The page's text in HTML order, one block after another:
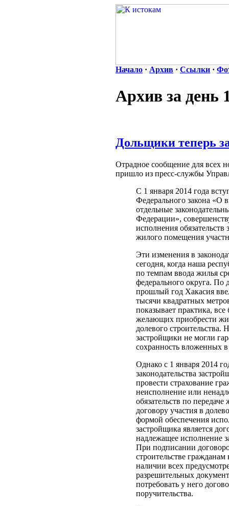
Начало · Архив · Ссылки ·
Архив за день
Дольщики теперь
Отрадное сообщение для всех
пришло из пресс-службы
С 1 января 2014 года
Федерального закона «О
отдельные
Федерации»,
исполнения обязательств
жилого помещения
Эти изменения в
сегодня, когда наша
по темпам ввода жилья
федерального округа. По
прошлый год Хакасия
тысячи квадратных
показывает практика,
желающих приобрести
долевого
застройщики не могли
сохранность вложенных в
Однако с 1 января 2014
законодательства
провести страхование
неисполнение или
обязательств по
договору участия в
формой обеспечения
застройщика является
надлежащее исполнение
При подписании
строительстве
наличии всех
разрешительных
потребовать у него
поручительства.